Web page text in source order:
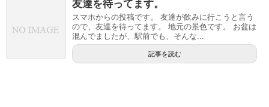
友達を待ってます。
スマホからの投稿です。 友達が飲みに行こうと言う
ので、友達を待ってます。 地元の景色です。 お盆は
混んでましたが、駅前でも、そんな...
記事を読む